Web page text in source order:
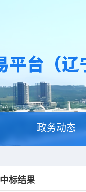
政务动态
中标结果